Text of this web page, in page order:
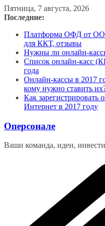
Перейти
к
Пятница, 7 августа, 2026
Последние:
Платформа ОФД от
для ККТ, отзывы
Нужны ли онлайн-
Список онлайн-касс
года
Онлайн-кассы в 2017
кому нужно ставить
Как зарегистрировать
Интернет в 2017 году
Оперсонале
Ваши команда, идеи,